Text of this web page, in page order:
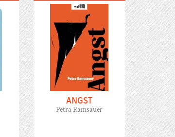
ANGST
Petra Ramsauer